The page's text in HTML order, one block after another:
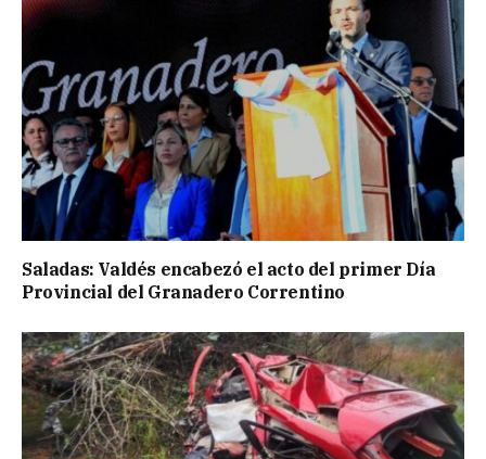
Saladas: Valdés encabezó el acto del primer Día
Provincial del Granadero Correntino